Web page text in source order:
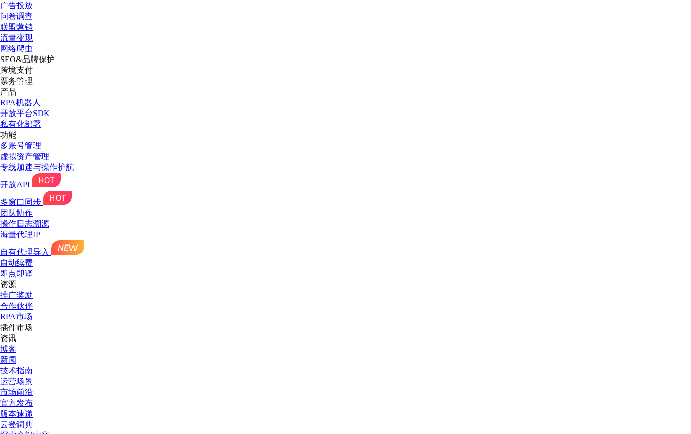
广告投放
问卷调查
联盟营销
流量变现
网络爬虫
SEO&品牌保护
跨境支付
票务管理
产品
RPA机器人
开放平台SDK
私有化部署
功能
多账号管理
虚拟资产管理
专线加速与操作护航
开放API
多窗口同步
团队协作
操作日志溯源
海量代理IP
自有代理导入
自动续费
即点即译
资源
推广奖励
合作伙伴
RPA市场
插件市场
资讯
博客
新闻
技术指南
运营场景
市场前沿
官方发布
版本速递
云登词典